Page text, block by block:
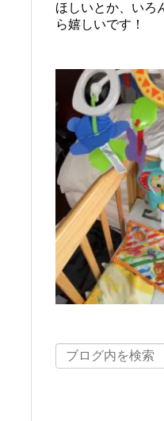
ほしいとか、いろ
ら嬉しいです！